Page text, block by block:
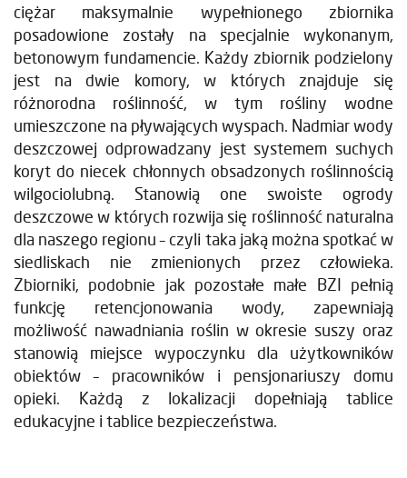
ciężar maksymalnie wypełnionego zbiornika
posadowione zostały na specjalnie wykonanym,
betonowym fundamencie. Każdy zbiornik podzielony
jest na dwie komory, w których znajduje się
różnorodna roślinność, w tym rośliny wodne
umieszczone na pływających wyspach. Nadmiar wody
deszczowej odprowadzany jest systemem suchych
koryt do niecek chłonnych obsadzonych roślinnością
wilgociolubną. Stanowią one swoiste ogrody
deszczowe w których rozwija się roślinność naturalna
dla naszego regionu – czyli taka jaką można spotkać w
siedliskach nie zmienionych przez człowieka.
Zbiorniki, podobnie jak pozostałe małe BZI pełnią
funkcję retencjonowania wody, zapewniają
możliwość nawadniania roślin w okresie suszy oraz
stanowią miejsce wypoczynku dla użytkowników
obiektów – pracowników i pensjonariuszy domu
opieki. Każdą z lokalizacji dopełniają tablice
edukacyjne i tablice bezpieczeństwa.